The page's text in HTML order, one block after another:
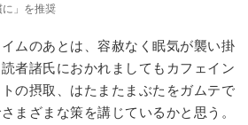
」を推奨
ムのあとは、容赦なく眠気が襲い掛
者諸氏におかれましてもカフェイン
の摂取、はたまたまぶたをガムテで
まざまな策を講じているかと思う。